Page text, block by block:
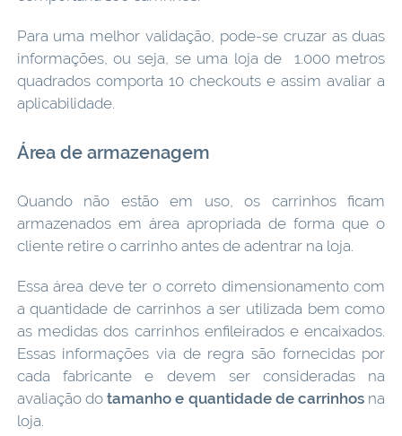
Para uma melhor validação, pode-se cruzar as duas
informações, ou seja, se uma loja de 1.000 metros
quadrados comporta 10 checkouts e assim avaliar a
aplicabilidade.
Área de armazenagem
Quando não estão em uso, os carrinhos ficam
armazenados em área apropriada de forma que o
cliente retire o carrinho antes de adentrar na loja.
Essa área deve ter o correto dimensionamento com
a quantidade de carrinhos a ser utilizada bem como
as medidas dos carrinhos enfileirados e encaixados.
Essas informações via de regra são fornecidas por
cada fabricante e devem ser consideradas na
avaliação dotamanho e quantidade de carrinhos na
loja.